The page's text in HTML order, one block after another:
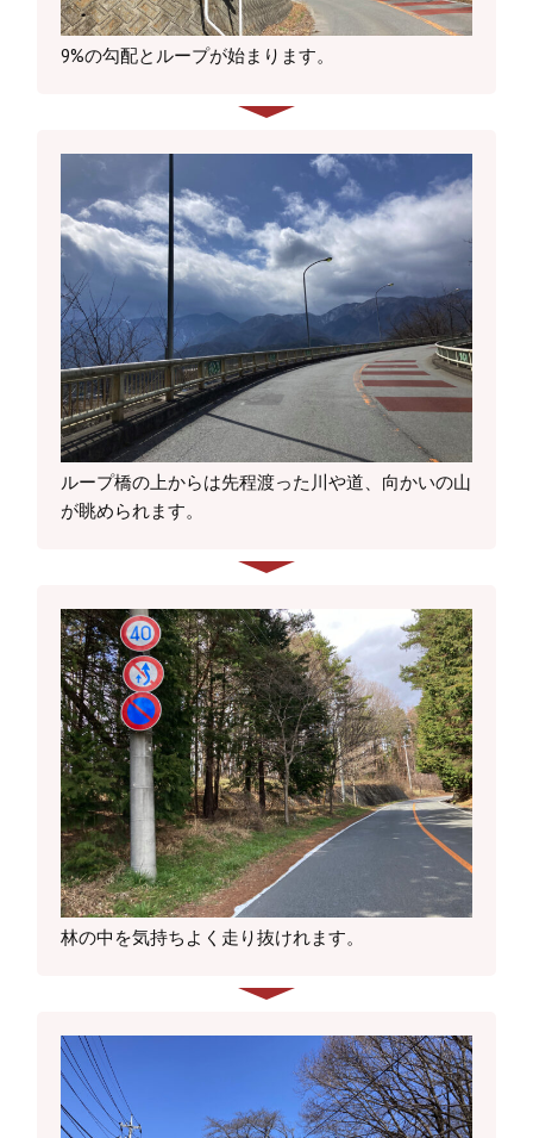
9%の勾配とループが始まります。
ループ橋の上からは先程渡った川や道、向かいの山
が眺められます。
林の中を気持ちよく走り抜けれます。